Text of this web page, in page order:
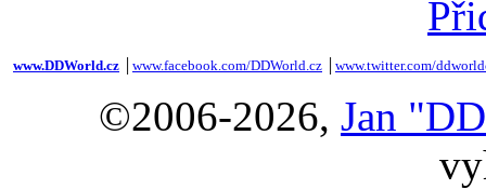
www.DDWorld.cz www.facebook.com/DDWorld.cz www.twitter.com/
©2006-2026, Jan